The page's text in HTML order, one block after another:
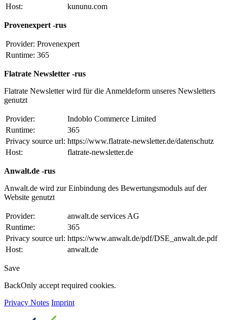
Host:
kununu.com
Provenexpert -rus
Provider: Provenexpert
Runtime: 365
Flatrate Newsletter -rus
Flatrate Newsletter wird für die Anmeldeform unseres Newsletters
genutzt
Provider:
Indoblo Commerce Limited
Runtime:
365
Privacy source url: https://www.flatrate-newsletter.de/datenschutz
Host:
flatrate-newsletter.de
Anwalt.de -rus
Anwalt.de wird zur Einbindung des Bewertungsmoduls auf der
Website genutzt
Provider:
anwalt.de services AG
Runtime:
365
Privacy source url: https://www.anwalt.de/pdf/DSE_anwalt.de.pdf
Host:
anwalt.de
Save
BackOnly accept required cookies.
Privacy Notes Imprint